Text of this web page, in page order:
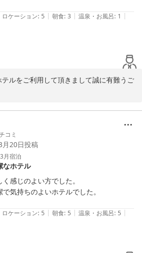
ロケーション: 5 | 朝食: 3 | 温泉・お風呂: 1 |
ルをご利用して頂きまして誠に有難うご
て、お客様にご満足頂けた様で、スタッ
ます。
業員に関しまして大変有難いお言葉を頂
のご要望に沿うサービスの向上に努めて
ルをご愛顧下さいます様にお願い申し上
コミ
20日投稿
月宿泊
なホテル
感じのよい方でした。
気持ちのよいホテルでした。
ロケーション: 5 | 朝食: 5 | 温泉・お風呂: 5 |